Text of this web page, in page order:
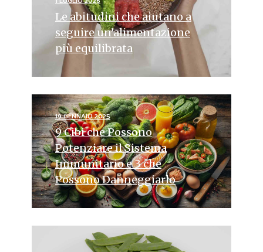
Le abitudini che aiutano a
seguire un’alimentazione
più equilibrata
19 GENNAIO 2025
9 Cibi che Possono
Potenziare il Sistema
Immunitario e 3 che
Possono Danneggiarlo